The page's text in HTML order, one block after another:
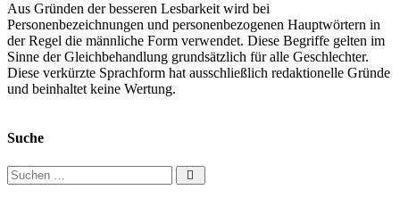
Aus Gründen der besseren Lesbarkeit wird bei
Personenbezeichnungen und personenbezogenen Hauptwörtern in
der Regel die männliche Form verwendet. Diese Begriffe gelten im
Sinne der Gleichbehandlung grundsätzlich für alle Geschlechter.
Diese verkürzte Sprachform hat ausschließlich redaktionelle Gründe
und beinhaltet keine Wertung.
Suche
Suchen nach: